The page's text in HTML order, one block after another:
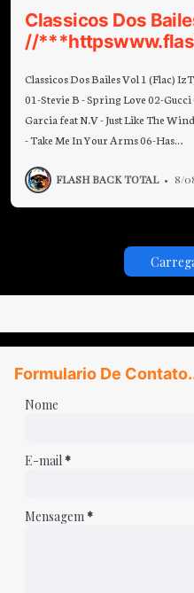
Classicos Dos
//
Classicos Dos Bailes Vol 1 (Flac)
01-Stevie B - Spring Love 02-
Garcia feat N.V - Just Like The
- Take Me In Your Arms 06-Has…
FLASH BACK TOTAL • 8/
Formulario De
Nome
E-mail *
Mensagem *